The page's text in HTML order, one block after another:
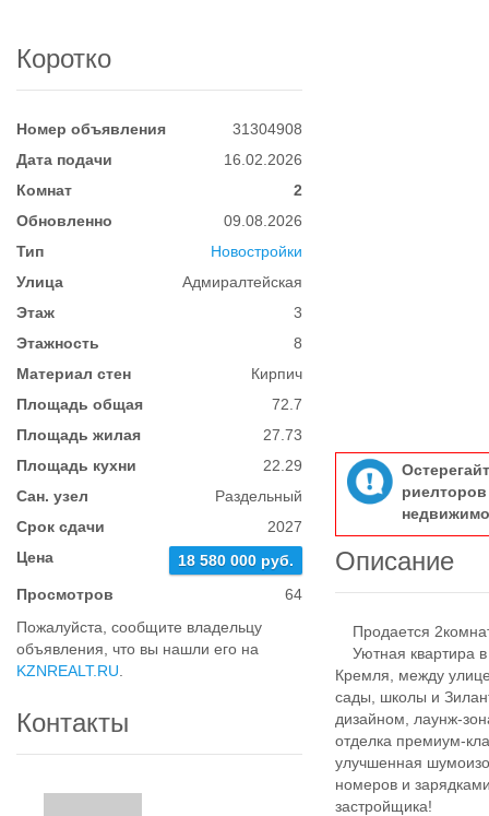
Коротко
Номер объявления
31304908
Дата подачи
16.02.2026
Комнат
2
Обновленно
09.08.2026
Тип
Новостройки
Улица
Адмиралтейская
Этаж
3
Этажность
8
Материал стен
Кирпич
Площадь общая
72.7
Площадь жилая
27.73
Площадь кухни
22.29
Сан. узел
Раздельный
Срок сдачи
2027
Цена
18 580 000 руб.
Просмотров
64
Пожалуйста, сообщите владельцу
объявления, что вы нашли его на
KZNREALT.RU
Контакты
Описание
Продается
Уютная квартира в
Кремля, между
сады, школы и
дизайном, лаунж-
отделка премиум-
улучшенная
номеров и
застройщика!